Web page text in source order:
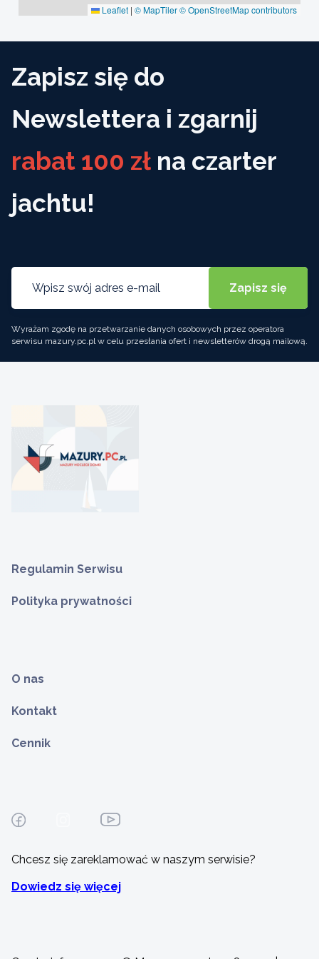
Leaflet | © MapTiler© OpenStreetMap contributors
Zapisz się do
Newslettera i zgarnij
rabat 100 zł na czarter
jachtu!
Wyrażam zgodę na przetwarzanie danych osobowych przez operatora
serwisu mazury.pc.pl w celu przesłania ofert i newsletterów drogą mailową.
Regulamin Serwisu
Polityka prywatności
O nas
Kontakt
Cennik
Chcesz się zareklamować w naszym serwisie?
Dowiedz się więcej